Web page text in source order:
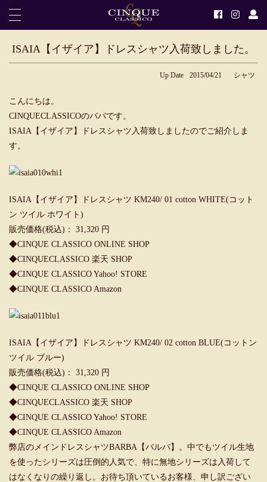
ISAIA【イザイア】ドレスシャツ入荷致しました。
Up Date 2015/04/21 シャツ
こんにちは。
CINQUECLASSICOのババです。
ISAIA【イザイア】ドレスシャツ入荷致しましたのでご紹介しま
す。
ISAIA【イザイア】ドレスシャツ KM240/ 01 cotton WHITE(コット
ン ツイル ホワイト)
販売価格(税込)： 31,320 円
◆CINQUE CLASSICO ONLINE SHOP
◆CINQUECLASSICO 楽天 SHOP
◆CINQUE CLASSICO Yahoo! STORE
◆CINQUE CLASSICO Amazon
ISAIA【イザイア】ドレスシャツ KM240/ 02 cotton BLUE(コットン
ツイル ブルー)
販売価格(税込)： 31,320 円
◆CINQUE CLASSICO ONLINE SHOP
◆CINQUECLASSICO 楽天 SHOP
◆CINQUE CLASSICO Yahoo! STORE
◆CINQUE CLASSICO Amazon
弊店のメインドレスシャツBARBA【バルバ】。中でもツイル生地
を使ったシリーズは圧倒的人気で、特に無地シリーズは入荷して
はなくなりの繰り返し。お待ち頂いているお客様、申し訳ござい